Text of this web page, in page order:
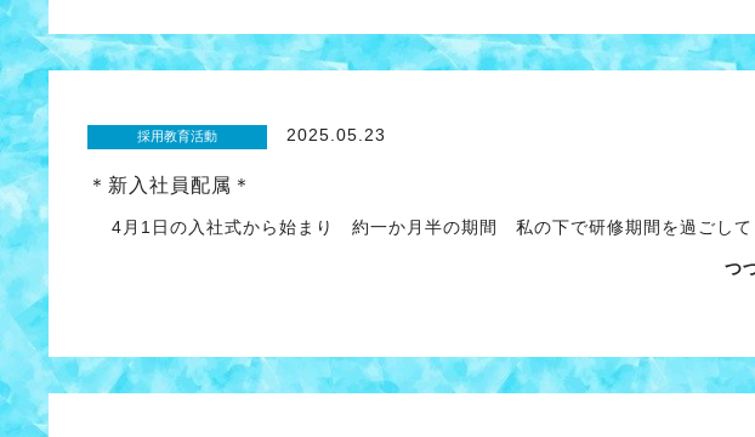
採用教育活動 2025.05.23
＊新入社員配属＊
4月1日の入社式から始まり 約一か月半の期間 私の下で研修期間を過ごして
つ